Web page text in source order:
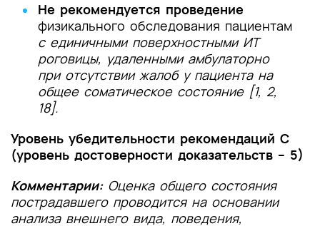
Не рекомендуется проведение
физикального обследования пациентам
с единичными поверхностными ИТ
роговицы, удаленными амбулаторно
при отсутствии жалоб у пациента на
общее соматическое состояние [1, 2,
18].
Уровень убедительности рекомендаций С
(уровень достоверности доказательств – 5)
Комментарии: Оценка общего состояния
пострадавшего проводится на основании
анализа внешнего вида, поведения,